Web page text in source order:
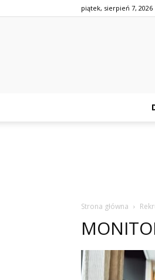
piątek, sierpień 7, 2026
Strona główna